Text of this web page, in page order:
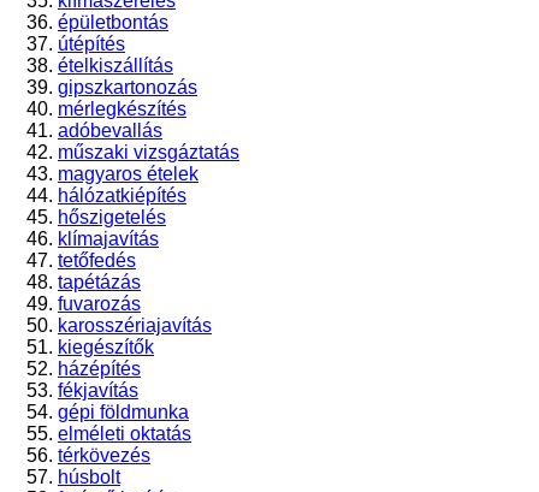
épületbontás
útépítés
ételkiszállítás
gipszkartonozás
mérlegkészítés
adóbevallás
műszaki vizsgáztatás
magyaros ételek
hálózatkiépítés
hőszigetelés
klímajavítás
tetőfedés
tapétázás
fuvarozás
karosszériajavítás
kiegészítők
házépítés
fékjavítás
gépi földmunka
elméleti oktatás
térkövezés
húsbolt